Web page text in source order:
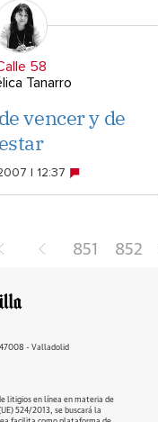
58
Tanarro
vencer y de
estar
| 12:37
851 852
47008 - Valladolid
litigios en línea en materia de
524/2013, se buscará la